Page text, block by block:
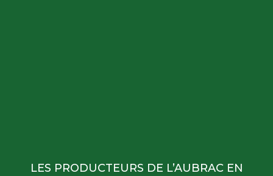
LES PRODUCTEURS DE L’AUBRAC EN